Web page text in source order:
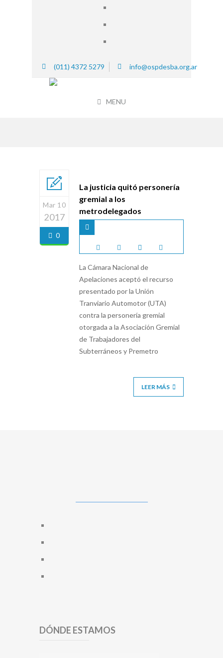
(011) 4372 5279 info@ospdesba.org.ar
MENU
Mar 10
2017
0
La justicia quitó personería
gremial a los
metrodelegados
La Cámara Nacional de
Apelaciones aceptó el recurso
presentado por la Unión
Tranviario Automotor (UTA)
contra la personería gremial
otorgada a la Asociación Gremial
de Trabajadores del
Subterráneos y Premetro
LEER MÁS
DÓNDE ESTAMOS